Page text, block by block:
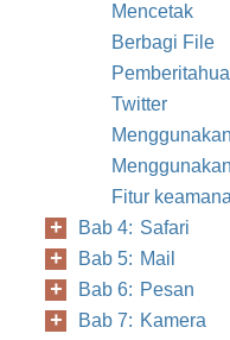
Mencetak
Berbagi File
Twitter
Fitur
Bab 4: Safari
Bab 5: Mail
Bab 6: Pesan
Bab 7: Kamera